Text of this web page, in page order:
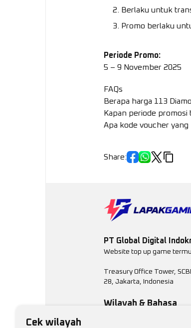
Berlaku untuk
Promo berlaku
Periode Promo:
5 – 9 November 2025
FAQs
Berapa harga 113
Kapan periode
Apa kode voucher
Share:
PT Global Digital
Website top up game
Treasury Office Tower,
28, Jakarta, Indonesia
Wilayah & Bahasa
Cek wilayah